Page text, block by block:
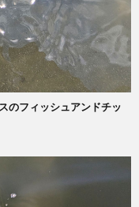
のフィッシュアンドチッ